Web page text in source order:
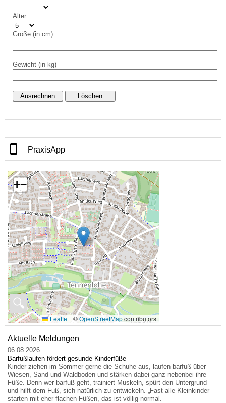
Alter
Größe (in cm)
Gewicht (in kg)
PraxisApp
🔍
+−
Leaflet | ©OpenStreetMapcontributors
Aktuelle Meldungen
06.08.2026
Barfußlaufen fördert gesunde Kinderfüße
Kinder ziehen im Sommer gerne die Schuhe aus, laufen barfuß über
Wiesen, Sand und Waldboden und stärken dabei ganz nebenbei ihre
Füße. Denn wer barfuß geht, trainiert Muskeln, spürt den Untergrund
und hilft dem Fuß, sich natürlich zu entwickeln. „Fast alle Kleinkinder
starten mit eher flachen Füßen, das ist völlig normal.